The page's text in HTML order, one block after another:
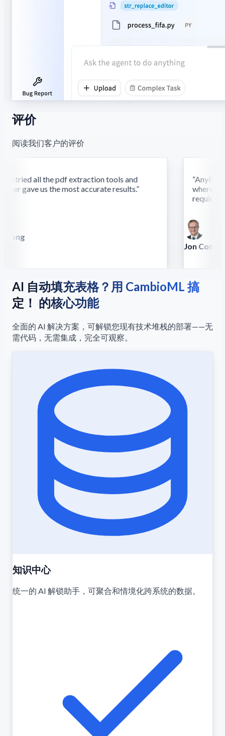
评价
阅读我们客户的评价
tried all the pdf extraction tools and
gave us the most accurate results.”
where
require
Jon Conradt
AI 自动填充表格？用 CambioML 搞
定！ 的核心功能
全面的 AI 解决方案，可解锁您现有技术堆栈的部署——无
需代码，无需集成，完全可观察。
知识中心
统一的 AI 解锁助手，可聚合和情境化跨系统的数据。